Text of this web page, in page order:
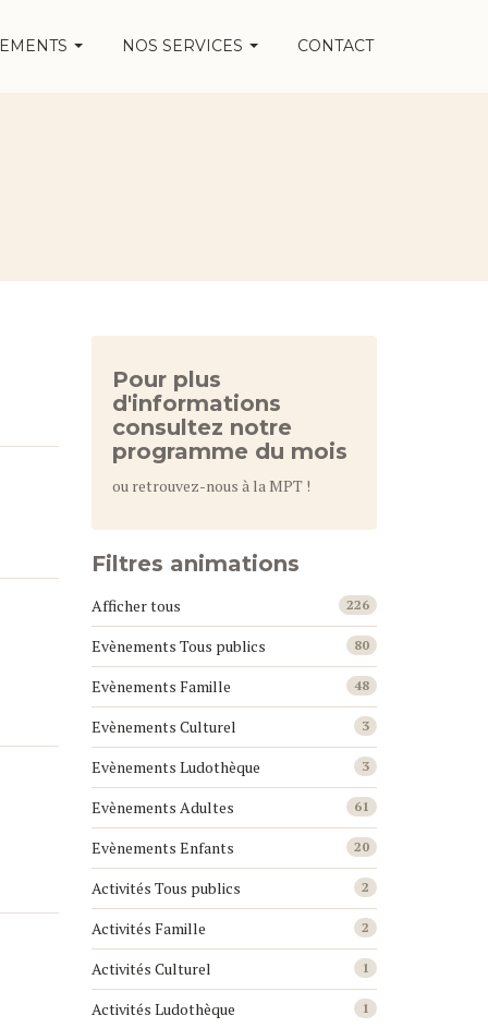
NOS SERVICES CONTACT
Pour plus
d'informations
consultez notre
programme du mois
ou retrouvez-nous à la MPT !
Filtres animations
Afficher tous 226
Evènements Tous publics 80
Evènements Famille 48
Evènements Culturel 3
Evènements Ludothèque 3
Evènements Adultes 61
Evènements Enfants 20
Activités Tous publics 2
Activités Famille 2
Activités Culturel 1
Activités Ludothèque 1